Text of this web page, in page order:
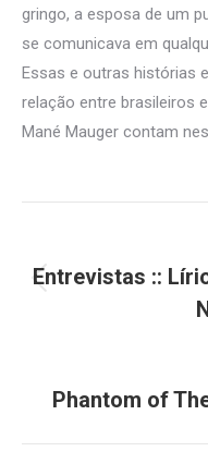
gringo, a esposa de um
se comunicava em
Essas e outras histórias
relação entre brasileiros
Mané Mauger contam
de
Entrevistas ::
Phantom of